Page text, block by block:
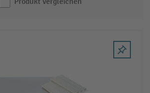
Produkt vergleichen